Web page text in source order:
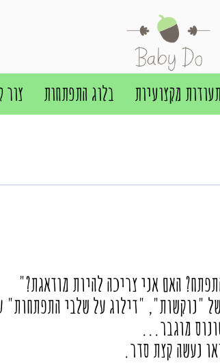
צור בלוג התפתחות תעודות מקצועיות
האם אני צריכה להיות מודאגת?"
"נוקשות", "דילוג על שלבי
מוגבר...
נעשה קצת סדר.